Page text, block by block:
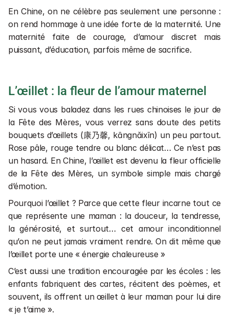
En Chine, on ne célèbre pas seulement une personne :
on rend hommage à une idée forte de la maternité. Une
maternité faite de courage, d’amour discret mais
puissant, d’éducation, parfois même de sacrifice.
L’œillet : la fleur de l’amour maternel
Si vous vous baladez dans les rues chinoises le jour de
la Fête des Mères, vous verrez sans doute des petits
bouquets d’œillets (康乃馨, kāngnǎixīn) un peu partout.
Rose pâle, rouge tendre ou blanc délicat… Ce n’est pas
un hasard. En Chine, l’œillet est devenu la fleur officielle
de la Fête des Mères, un symbole simple mais chargé
d’émotion.
Pourquoi l’œillet ? Parce que cette fleur incarne tout ce
que représente une maman : la douceur, la tendresse,
la générosité, et surtout… cet amour inconditionnel
qu’on ne peut jamais vraiment rendre. On dit même que
l’œillet porte une « énergie chaleureuse »
C’est aussi une tradition encouragée par les écoles : les
enfants fabriquent des cartes, récitent des poèmes, et
souvent, ils offrent un œillet à leur maman pour lui dire
« je t’aime ».